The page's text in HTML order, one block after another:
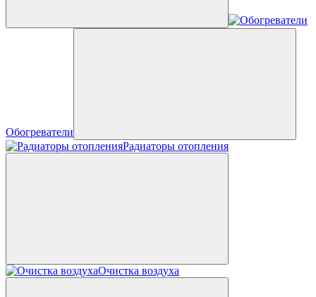
Обогреватели
Радиаторы отопления
Очистка воздуха